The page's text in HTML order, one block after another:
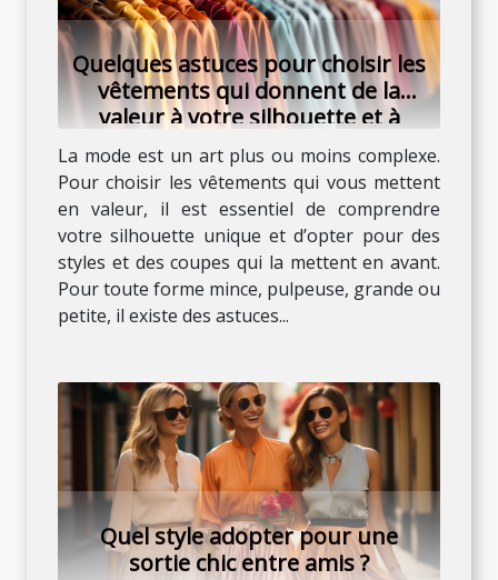
Quelques astuces pour choisir les
vêtements qui donnent de la
valeur à votre silhouette et à
votre personnalité
La mode est un art plus ou moins complexe.
Pour choisir les vêtements qui vous mettent
en valeur, il est essentiel de comprendre
votre silhouette unique et d’opter pour des
styles et des coupes qui la mettent en avant.
Pour toute forme mince, pulpeuse, grande ou
petite, il existe des astuces...
Quel style adopter pour une
sortie chic entre amis ?